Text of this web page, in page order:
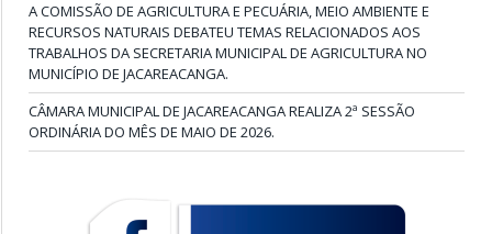
A COMISSÃO DE AGRICULTURA E PECUÁRIA, MEIO AMBIENTE E
RECURSOS NATURAIS DEBATEU TEMAS RELACIONADOS AOS
TRABALHOS DA SECRETARIA MUNICIPAL DE AGRICULTURA NO
MUNICÍPIO DE JACAREACANGA.
CÂMARA MUNICIPAL DE JACAREACANGA REALIZA 2ª SESSÃO
ORDINÁRIA DO MÊS DE MAIO DE 2026.